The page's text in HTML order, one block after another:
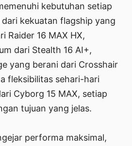
kebutuhan setiap
dari kekuatan flagship yang
Raider 16 MAX HX,
dari Stealth 16 AI+,
yang berani dari Crosshair
fleksibilitas sehari-hari
Cyborg 15 MAX, setiap
tujuan yang jelas.
performa maksimal,